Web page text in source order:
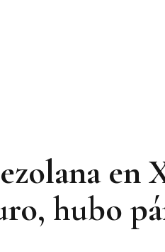
en
hubo